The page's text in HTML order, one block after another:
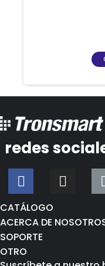
redes
CATÁLOGO
ACERCA DE
SOPORTE
OTRO